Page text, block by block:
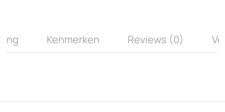
Kenmerken Reviews (0)